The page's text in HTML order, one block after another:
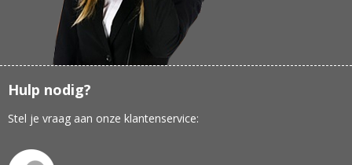
Hulp nodig?
Stel je vraag aan onze klantenservice: